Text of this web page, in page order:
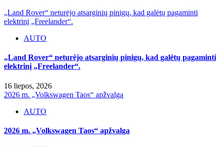
„Land Rover“ neturėjo atsarginių pinigų, kad galėtų pagaminti
elektrinį „Freelander“.
AUTO
„Land Rover“ neturėjo atsarginių pinigų, kad galėtų pagaminti
elektrinį „Freelander“.
16 liepos, 2026
2026 m. „Volkswagen Taos“ apžvalga
AUTO
2026 m. „Volkswagen Taos“ apžvalga